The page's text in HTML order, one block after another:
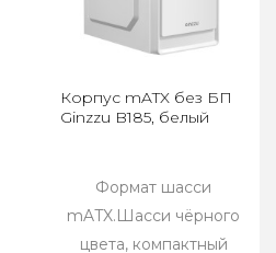
Корпус mATX без БП
Ginzzu B185, белый
Формат шасси
mATX.Шасси чёрного
цвета, компактный